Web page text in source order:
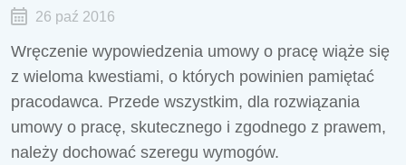
26 paź 2016
Wręczenie wypowiedzenia umowy o pracę wiąże się
z wieloma kwestiami, o których powinien pamiętać
pracodawca. Przede wszystkim, dla rozwiązania
umowy o pracę, skutecznego i zgodnego z prawem,
należy dochować szeregu wymogów.